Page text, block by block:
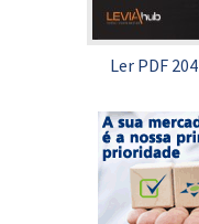
Ler PDF 204